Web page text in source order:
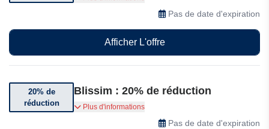
Pas de date d'expiration
Afficher L'offre
20% de
réduction
Blissim : 20% de réduction
Les étudiants bénéficient de 20% de réduction
sur leur première box beauté
Plus d'informations
Pas de date d'expiration